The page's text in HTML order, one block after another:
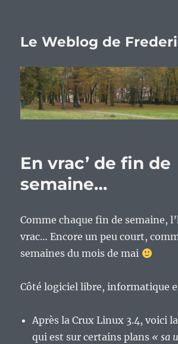
Le Weblog de
En vrac’ de fin de
semaine…
Comme chaque fin de semaine,
vrac… Encore un peu court,
semaines du mois de mai
Côté logiciel libre, informatique
Après la Crux Linux 3.4, voici
qui est sur certains plans « sa